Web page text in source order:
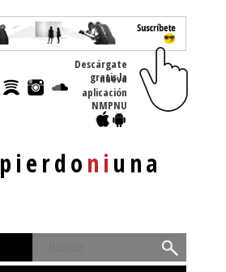
pierdoniuna
Descárgate
gratis la nueva
aplicación
NMPNU